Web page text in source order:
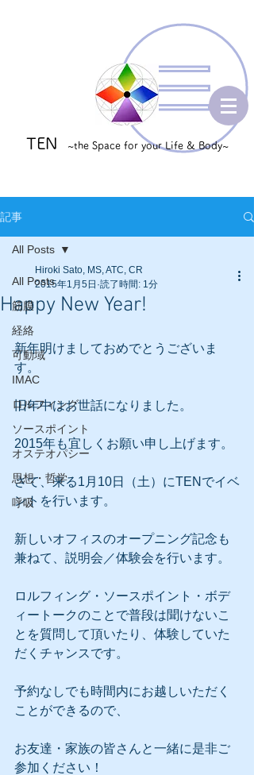
TEN ~the Space for your Life & Body~
記事
All Posts
筋膜
経絡
可動域
IMAC
ロルフィング
ソースポイント
オステオパシー
思想・哲学
呼吸
All Posts
Happy New Year!
Hiroki Sato, MS, ATC, CR
2015年1月5日 読了時間: 1分
新年明けましておめでとうございま
す。
旧年中はお世話になりました。
2015年も宜しくお願い申し上げます。
さて、来る1月10日（土）にTENでイベ
ントを行います。
新しいオフィスのオープニング記念も
兼ねて、説明会／体験会を行います。
ロルフィング・ソースポイント・ボデ
ィートークのことで普段は聞けないこ
とを質問して頂いたり、体験していた
だくチャンスです。
予約なしでも時間内にお越しいただく
ことができるので、
お友達・家族の皆さんと一緒に是非ご
参加ください！